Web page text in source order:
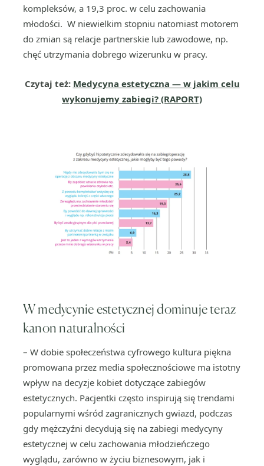
kompleksów, a 19,3 proc. w celu zachowania
młodości. W niewielkim stopniu natomiast motorem
do zmian są relacje partnerskie lub zawodowe, np.
chęć utrzymania dobrego wizerunku w pracy.
Czytaj też: Medycyna estetyczna — w jakim celu
wykonujemy zabiegi? (RAPORT)
W medycynie estetycznej dominuje teraz
kanon naturalności
– W dobie społeczeństwa cyfrowego kultura piękna
promowana przez media społecznościowe ma istotny
wpływ na decyzje kobiet dotyczące zabiegów
estetycznych. Pacjentki często inspirują się trendami
popularnymi wśród zagranicznych gwiazd, podczas
gdy mężczyźni decydują się na zabiegi medycyny
estetycznej w celu zachowania młodzieńczego
wyglądu, zarówno w życiu biznesowym, jak i